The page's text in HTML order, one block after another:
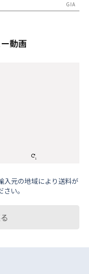
GIA
動画
⼊元の地域により送料が
い。